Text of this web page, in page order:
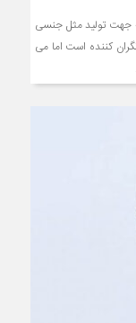
جهت تولید مثل جنسی
کننده است اما می